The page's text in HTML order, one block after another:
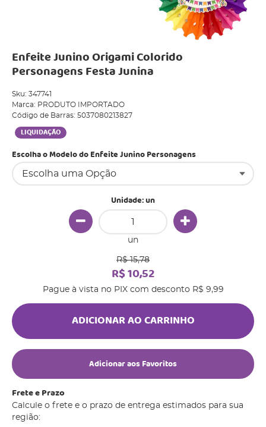
Enfeite Junino Origami Colorido
Personagens Festa Junina
Sku: 347741
Marca: PRODUTO IMPORTADO
Código de Barras: 5037080213827
LIQUIDAÇÃO
Escolha o Modelo do Enfeite Junino Personagens
Unidade: un
un
R$ 15,78
R$ 10,52
Pague à vista no PIX com desconto R$ 9,99
ADICIONAR AO CARRINHO
Adicionar aos Favoritos
Frete e Prazo
Calcule o frete e o prazo de entrega estimados para sua
região: